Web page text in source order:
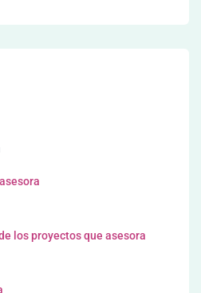
los proyectos que asesora